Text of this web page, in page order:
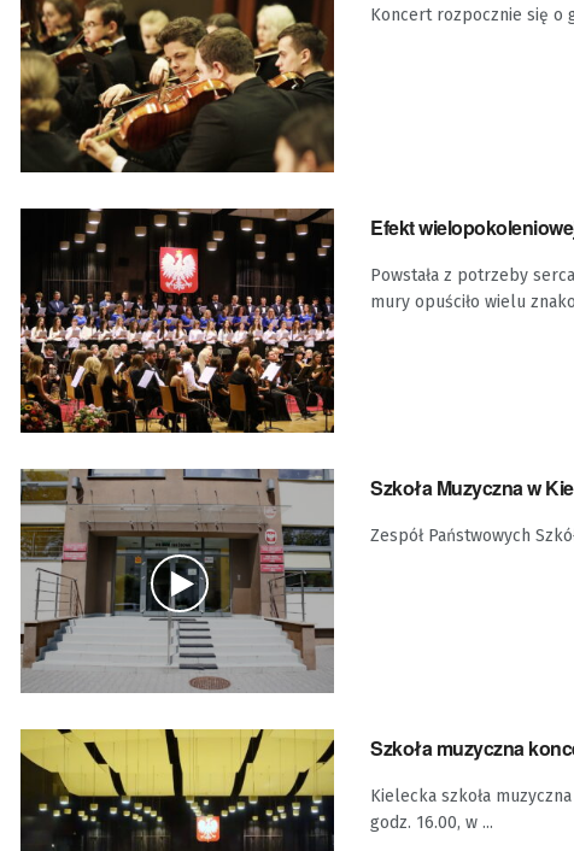
Koncert rozpocznie się o
Efekt
Powstała z potrzeby
mury opuściło wielu
Szkoła Muzyczna w
Zespół Państwowych
Szkoła muzyczna
Kielecka szkoła
godz. 16.00, w ...